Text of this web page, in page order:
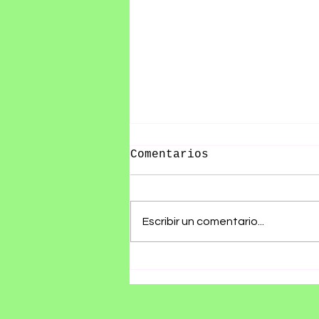
Comentarios
Escribir un comentario...